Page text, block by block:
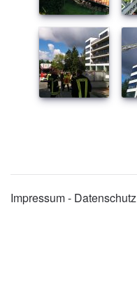
Impressum - Datenschutz